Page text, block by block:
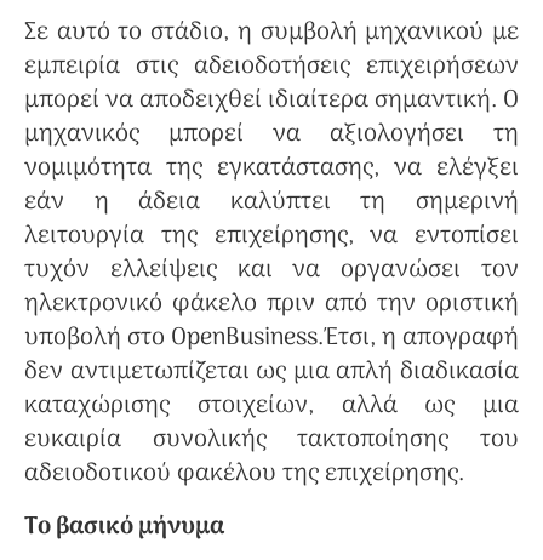
Σε αυτό το στάδιο, η συμβολή μηχανικού με
εμπειρία στις αδειοδοτήσεις επιχειρήσεων
μπορεί να αποδειχθεί ιδιαίτερα σημαντική. Ο
μηχανικός μπορεί να αξιολογήσει τη
νομιμότητα της εγκατάστασης, να ελέγξει
εάν η άδεια καλύπτει τη σημερινή
λειτουργία της επιχείρησης, να εντοπίσει
τυχόν ελλείψεις και να οργανώσει τον
ηλεκτρονικό φάκελο πριν από την οριστική
υποβολή στο OpenBusiness.Έτσι, η απογραφή
δεν αντιμετωπίζεται ως μια απλή διαδικασία
καταχώρισης στοιχείων, αλλά ως μια
ευκαιρία συνολικής τακτοποίησης του
αδειοδοτικού φακέλου της επιχείρησης.
Το βασικό μήνυμα